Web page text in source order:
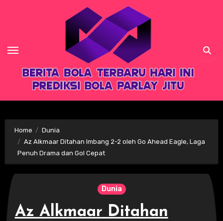
Home
Dunia
Az Alkmaar Ditahan Imbang 2-2 oleh Go Ahead Eagle, Laga
Penuh Drama dan Gol Cepat
Dunia
Az Alkmaar Ditahan